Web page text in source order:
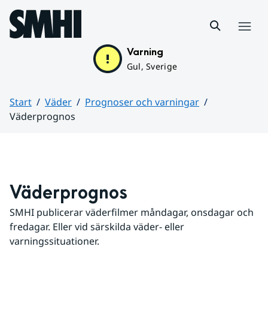
Hoppa till sidans innehåll
Varning
Gul, Sverige
Start Väder
Prognoser och varningar
Väderprognos
Väderprognos
SMHI publicerar väderfilmer måndagar, onsdagar och
fredagar. Eller vid särskilda väder- eller
varningssituationer.